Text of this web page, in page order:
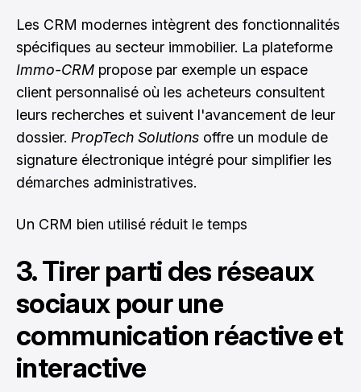
Les CRM modernes intègrent des fonctionnalités
spécifiques au secteur immobilier. La plateforme
Immo-CRM propose par exemple un espace
client personnalisé où les acheteurs consultent
leurs recherches et suivent l'avancement de leur
dossier. PropTech Solutions offre un module de
signature électronique intégré pour simplifier les
démarches administratives.
Un CRM bien utilisé réduit le temps
3. Tirer parti des réseaux
sociaux pour une
communication réactive et
interactive